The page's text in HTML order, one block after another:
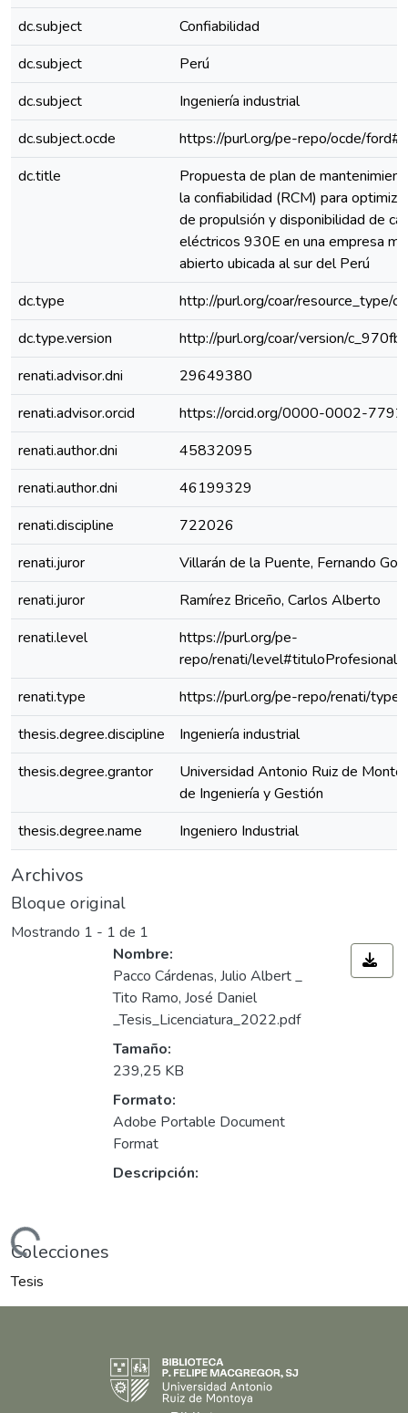
dc.subject
Confiabilidad
dc.subject
Perú
dc.subject
Ingeniería industrial
dc.subject.ocde
https://purl.org/pe-repo/ocde/
dc.title
Propuesta de plan de
la confiabilidad (RCM) para
de propulsión y disponibilidad de
eléctricos 930E en una empresa
abierto ubicada al sur del Perú
dc.type
http://purl.org/coar/resource_type/
dc.type.version
http://purl.org/coar/version/
renati.advisor.dni
29649380
renati.advisor.orcid
https://orcid.org/0000-0002-
renati.author.dni
45832095
renati.author.dni
46199329
renati.discipline
722026
renati.juror
Villarán de la Puente, Fernando
renati.juror
Ramírez Briceño, Carlos Alberto
renati.level
https://purl.org/pe-
repo/renati/level#tituloProfesional
renati.type
https://purl.org/pe-repo/renati/
thesis.degree.discipline
Ingeniería industrial
thesis.degree.grantor
Universidad Antonio Ruiz de
de Ingeniería y Gestión
thesis.degree.name
Ingeniero Industrial
Archivos
Bloque original
Mostrando 1 - 1 de 1
Nombre:
Pacco Cárdenas, Julio Albert _
Tito Ramo, José Daniel
_Tesis_Licenciatura_2022.pdf
Tamaño:
239,25 KB
Formato:
Adobe Portable Document
Format
Descripción:
Colecciones
Tesis